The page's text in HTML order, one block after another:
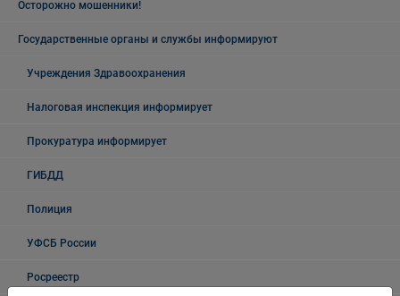
Осторожно мошенники!
Государственные органы и службы информируют
Учреждения Здравоохранения
Налоговая инспекция информирует
Прокуратура информирует
ГИБДД
Полиция
УФСБ России
Росреестр